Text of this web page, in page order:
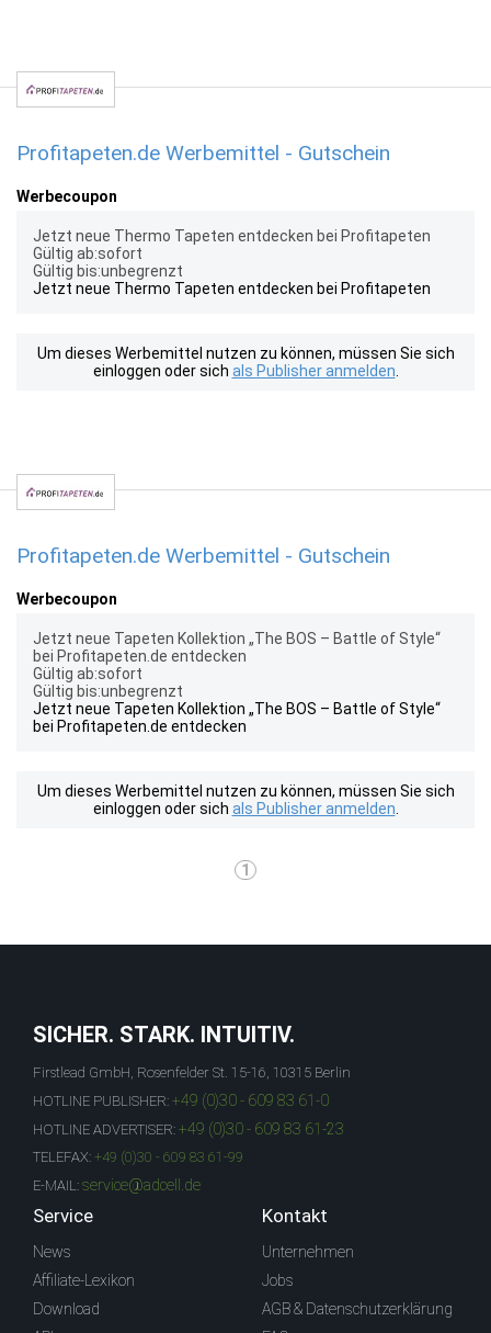
Profitapeten.de Werbemittel - Gutschein
Werbecoupon
Jetzt neue Thermo Tapeten entdecken bei Profitapeten
Gültig ab:sofort
Gültig bis:unbegrenzt
Jetzt neue Thermo Tapeten entdecken bei Profitapeten
Um dieses Werbemittel nutzen zu können, müssen Sie sich
einloggen oder sich als Publisher anmelden
Profitapeten.de Werbemittel - Gutschein
Werbecoupon
Jetzt neue Tapeten Kollektion „The BOS – Battle of Style“
bei Profitapeten.de entdecken
Gültig ab:sofort
Gültig bis:unbegrenzt
Jetzt neue Tapeten Kollektion „The BOS – Battle of Style“
bei Profitapeten.de entdecken
Um dieses Werbemittel nutzen zu können, müssen Sie sich
einloggen oder sich als Publisher anmelden
1
SICHER. STARK. INTUITIV.
Firstlead GmbH, Rosenfelder St. 15-16, 10315 Berlin
HOTLINE PUBLISHER: +49 (0)30 - 609 83 61-0
HOTLINE ADVERTISER: +49 (0)30 - 609 83 61-23
TELEFAX: +49 (0)30 - 609 83 61-99
E-MAIL: service@adcell.de
Service
News
Affiliate-Lexikon
Download
Kontakt
Unternehmen
Jobs
AGB & Datenschutzerklärung